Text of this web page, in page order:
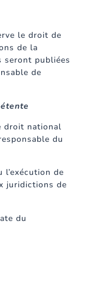
le droit de
de la
seront publiées
de
droit national
du
de
juridictions de
du